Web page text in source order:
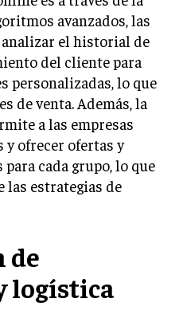
avanzados, las
el historial de
del cliente para
personalizadas, lo que
de venta. Además, la
a las empresas
y ofrecer ofertas y
cada grupo, lo que
las estrategias de
de
logística